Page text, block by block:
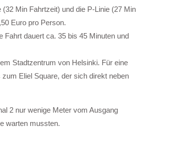
Min Fahrtzeit) und die P-Linie (27 Min
Euro pro Person.
dauert ca. 35 bis 45 Minuten und
Stadtzentrum von Helsinki. Für eine
Eliel Square, der sich direkt neben
2 nur wenige Meter vom Ausgang
warten mussten.